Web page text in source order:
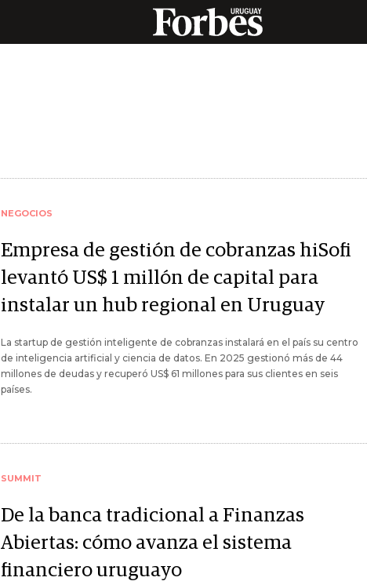
NEGOCIOS
Empresa de gestión de cobranzas hiSofi
levantó US$ 1 millón de capital para
instalar un hub regional en Uruguay
La startup de gestión inteligente de cobranzas instalará en el país su centro
de inteligencia artificial y ciencia de datos. En 2025 gestionó más de 44
millones de deudas y recuperó US$ 61 millones para sus clientes en seis
países.
SUMMIT
De la banca tradicional a Finanzas
Abiertas: cómo avanza el sistema
financiero uruguayo